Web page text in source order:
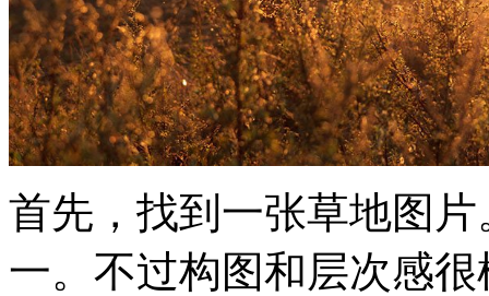
首先，找到一张草地图
一。不过构图和层次感很